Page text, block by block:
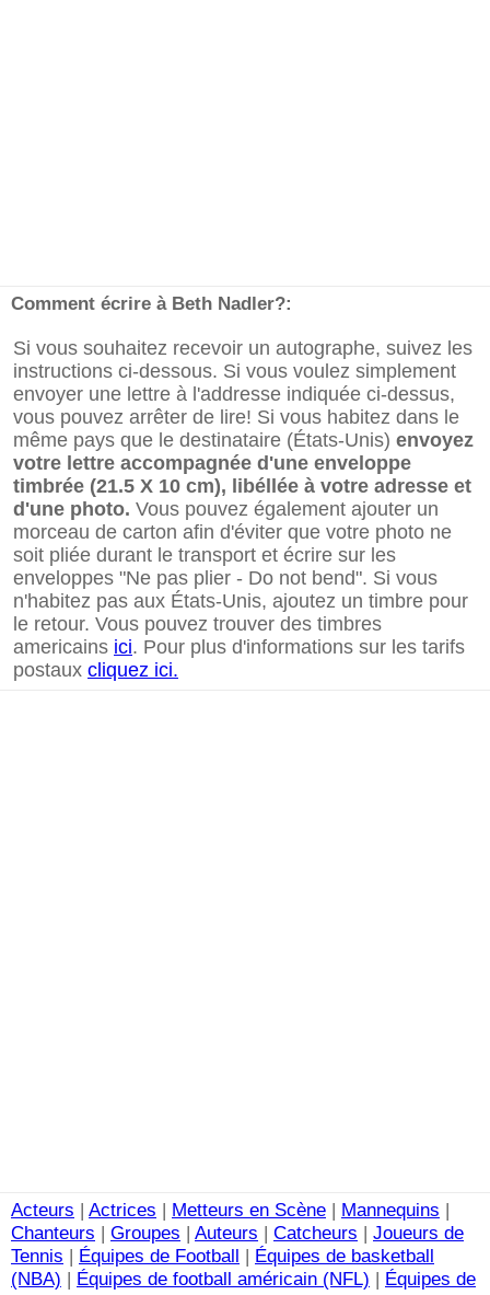
Comment écrire à Beth Nadler?:
Si vous souhaitez recevoir un autographe, suivez les
instructions ci-dessous. Si vous voulez simplement
envoyer une lettre à l'addresse indiquée ci-dessus,
vous pouvez arrêter de lire! Si vous habitez dans le
même pays que le destinataire (États-Unis) envoyez
votre lettre accompagnée d'une enveloppe
timbrée (21.5 X 10 cm), libéllée à votre adresse et
d'une photo. Vous pouvez également ajouter un
morceau de carton afin d'éviter que votre photo ne
soit pliée durant le transport et écrire sur les
enveloppes "Ne pas plier - Do not bend". Si vous
n'habitez pas aux États-Unis, ajoutez un timbre pour
le retour. Vous pouvez trouver des timbres
americains ici. Pour plus d'informations sur les tarifs
postaux cliquez ici.
Acteurs | Actrices | Metteurs en Scène | Mannequins |
Chanteurs | Groupes | Auteurs | Catcheurs | Joueurs de
Tennis | Équipes de Football | Équipes de basketball
(NBA) | Équipes de football américain (NFL) | Équipes de